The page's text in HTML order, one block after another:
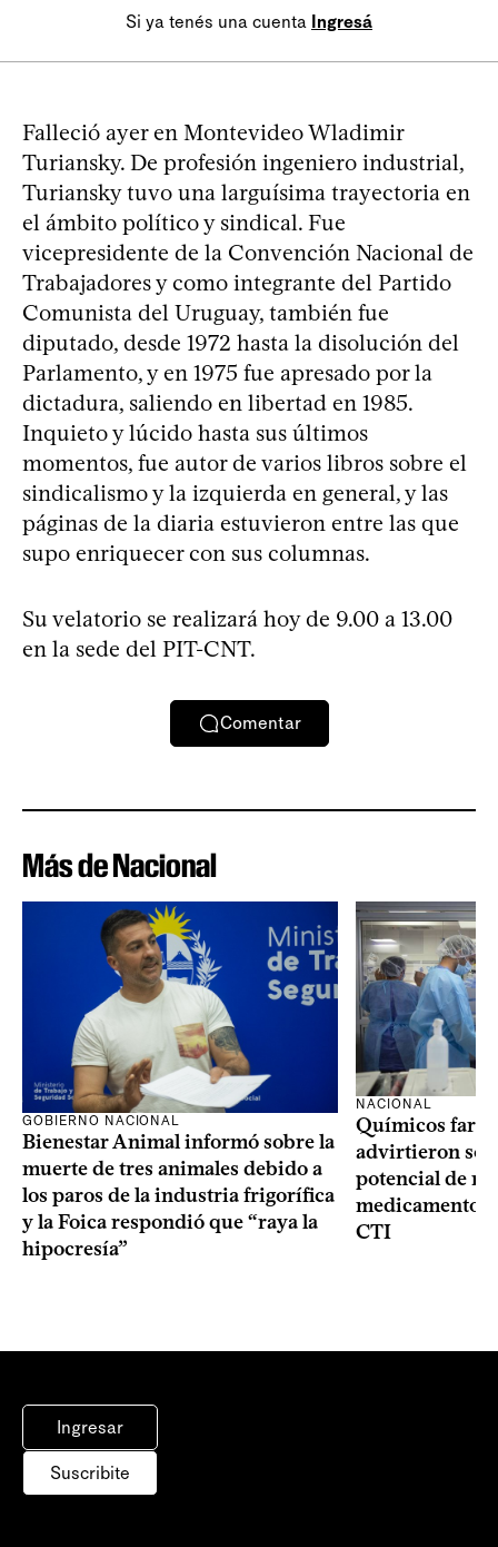
Si ya tenés una cuenta Ingresá
Falleció ayer en Montevideo Wladimir
Turiansky. De profesión ingeniero industrial,
Turiansky tuvo una larguísima trayectoria en
el ámbito político y sindical. Fue
vicepresidente de la Convención Nacional de
Trabajadores y como integrante del Partido
Comunista del Uruguay, también fue
diputado, desde 1972 hasta la disolución del
Parlamento, y en 1975 fue apresado por la
dictadura, saliendo en libertad en 1985.
Inquieto y lúcido hasta sus últimos
momentos, fue autor de varios libros sobre el
sindicalismo y la izquierda en general, y las
páginas de la diaria estuvieron entre las que
supo enriquecer con sus columnas.
Su velatorio se realizará hoy de 9.00 a 13.00
en la sede del PIT-CNT.
Comentar
Más de Nacional
GOBIERNO NACIONAL
Bienestar Animal informó sobre la
muerte de tres animales debido a
los paros de la industria frigorífica
y la Foica respondió que “raya la
hipocresía”
NACIONAL
Químicos
advirtieron
potencial de
medicamentos
CTI
Ingresar
Suscribite